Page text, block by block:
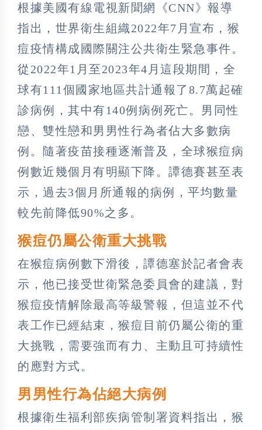
根據美國有線電視新聞網《CNN》報導
指出，世界衛生組織2022年7月宣布，猴
痘疫情構成國際關注公共衛生緊急事件。
從2022年1月至2023年4月這段期間，全
球有111個國家地區共計通報了8.7萬起確
診病例，其中有140例病例死亡。男同性
戀、雙性戀和男男性行為者佔大多數病
例。隨著疫苗接種逐漸普及，全球猴痘病
例數近幾個月有明顯下降。譚德賽甚至表
示，過去3個月所通報的病例，平均數量
較先前降低90%之多。
猴痘仍屬公衛重大挑戰
在猴痘病例數下滑後，譚德塞於記者會表
示，他已接受世衛緊急委員會的建議，對
猴痘疫情解除最高等級警報，但這並不代
表工作已經結束，猴痘目前仍屬公衛的重
大挑戰，需要強而有力、主動且可持續性
的應對方式。
男男性行為佔絕大病例
根據衛生福利部疾病管制署資料指出，猴